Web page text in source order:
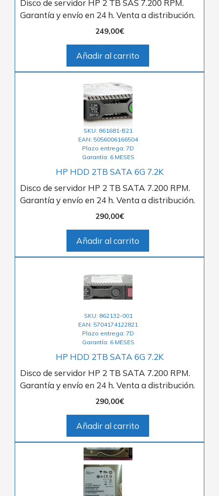
Disco de servidor HP 2 TB SAS 7.200 RPM.
Garantía y envío en 24 h. Venta a distribución.
249,00€
Añadir al carrito
SKU: 861681-B21
EAN: 5056006166504
Plazo entrega: 7D
Garantía: 6 MESES
HP HDD 2TB SATA 6G 7.2K
Disco de servidor HP 2 TB SATA 7.200 RPM.
Garantía y envío en 24 h. Venta a distribución.
290,00€
Añadir al carrito
SKU: 862132-001
EAN: 5704174122821
Plazo entrega: 7D
Garantía: 6 MESES
HP HDD 2TB SATA 6G 7.2K
Disco de servidor HP 2 TB SATA 7.200 RPM.
Garantía y envío en 24 h. Venta a distribución.
290,00€
Añadir al carrito